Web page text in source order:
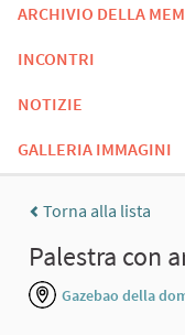
ARCHIVIO DELLA
INCONTRI
NOTIZIE
GALLERIA IMMAGINI
Torna alla lista
Palestra con
Gazebao della